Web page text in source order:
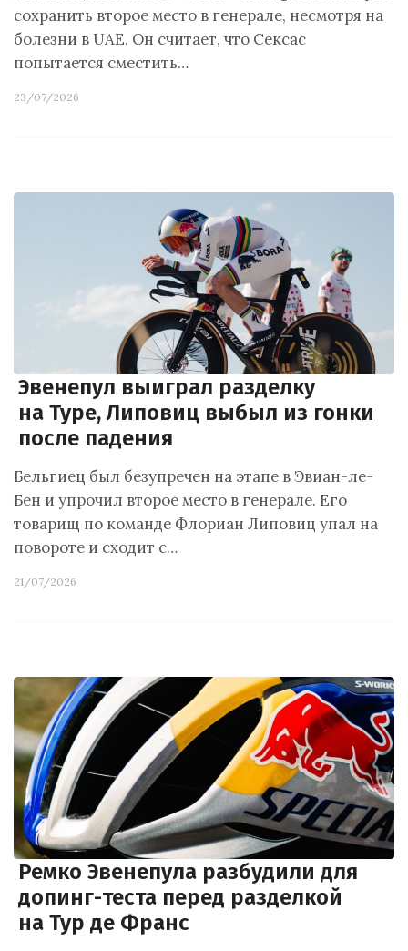
сохранить второе место в генерале, несмотря на
болезни в UAE. Он считает, что Сексас
попытается сместить…
23/07/2026
Эвенепул выиграл разделку
на Туре, Липовиц выбыл из гонки
после падения
Бельгиец был безупречен на этапе в Эвиан-ле-
Бен и упрочил второе место в генерале. Его
товарищ по команде Флориан Липовиц упал на
повороте и сходит с…
21/07/2026
Ремко Эвенепула разбудили для
допинг-теста перед разделкой
на Тур де Франс